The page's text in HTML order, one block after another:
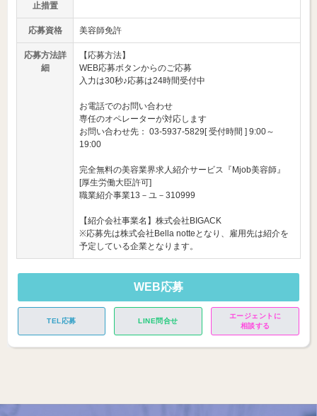
止措置
応募資格 美容師免許
応募方法詳
細
【応募方法】
WEB応募ボタンからのご応募
入力は30秒♪応募は24時間受付中
お電話でのお問い合わせ
専任のオペレーターが対応します
お問い合わせ先： 03-5937-5829[ 受付時間 ] 9:00～
19:00
完全無料の美容業界求人紹介サービス『Mjob美容師』
[厚生労働大臣許可]
職業紹介事業13－ユ－310999
【紹介会社事業名】株式会社BIGACK
※応募先は株式会社Bella notteとなり、雇用先は紹介を
予定している企業となります。
WEB応募
TEL応募 LINE問合せ
エージェントに
相談する